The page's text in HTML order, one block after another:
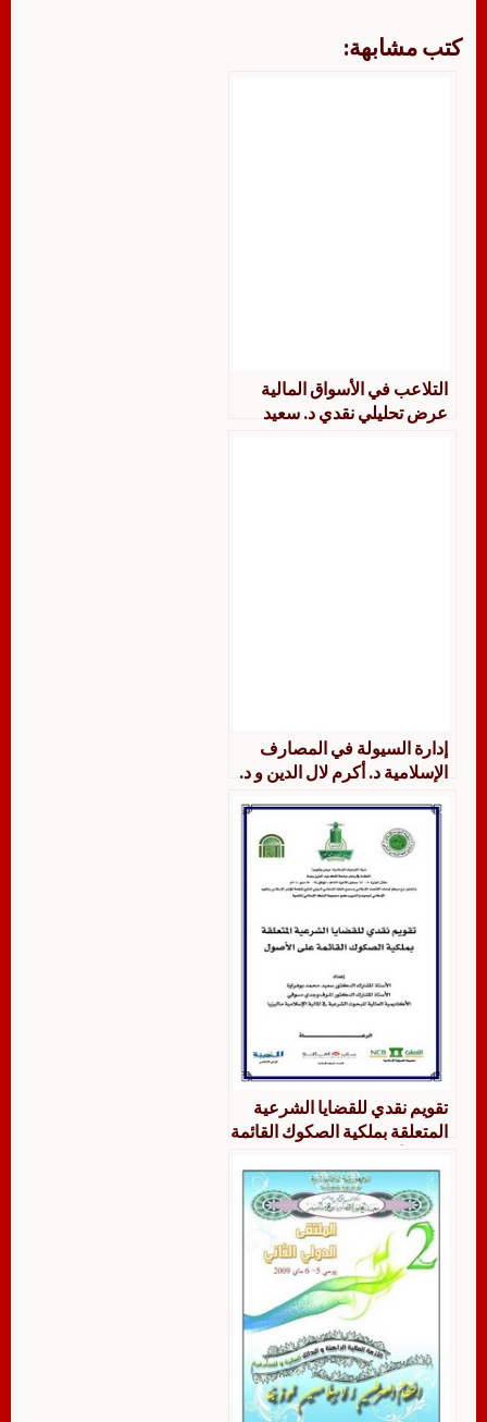
كتب مشابهة:
التلاعب في الأسواق المالية
عرض تحليلي نقدي د. سعيد
إدارة السيولة في المصارف
الإسلامية د. أكرم لال الدين و د.
تقويم نقدي للقضايا الشرعية
المتعلقة بملكية الصكوك القائمة
و د. أشرف دسوقي